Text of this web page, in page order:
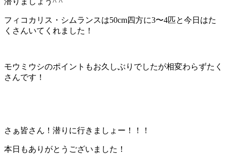
フィコカリス・シムランスは50cm四方に3〜4匹と今日はた
くさんいてくれました！
モウミウシのポイントもお久しぶりでしたが相変わらずたく
さんです！
さぁ皆さん！潜りに行きましょー！！！
本日もありがとうございました！